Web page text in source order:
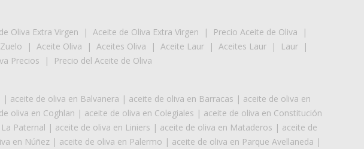
Oliva Extra Virgen | Aceite de Oliva Extra Virgen | Precio Aceite de Oliva |
| Aceite Oliva | Aceites Oliva | Aceite Laur| Aceites Laur| Laur|
Precios | Precio del Aceite de Oliva
| aceite de oliva en Balvanera | aceite de oliva en Barracas | aceite de oliva en
oliva en Coghlan | aceite de oliva en Colegiales | aceite de oliva en Constitución
Paternal | aceite de oliva en Liniers | aceite de oliva en Mataderos | aceite de
en Núñez| aceite de oliva en Palermo | aceite de oliva en Parque Avellaneda |